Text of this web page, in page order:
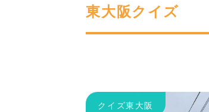
東大阪クイズ
クイズ東大阪